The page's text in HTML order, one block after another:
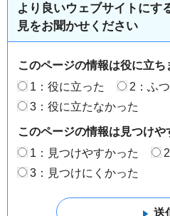
より良いウェブサイトにす
見をお聞かせください
このページの情報は役に立ち
1：役に立った
2：ふつ
3：役に立たなかった
このページの情報は見つけや
1：見つけやすかった
3：見つけにくかった